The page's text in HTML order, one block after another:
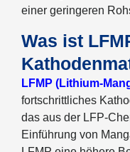
einer geringeren
Was ist
LFMP (Lithium-
fortschrittliches
das aus der LFP-
Einführung von